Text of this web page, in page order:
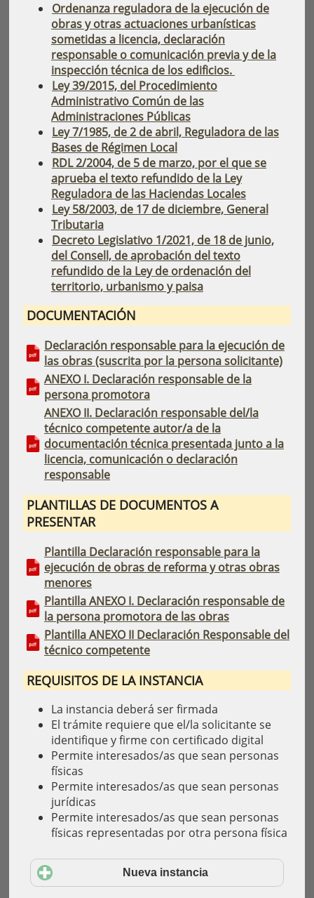
Ordenanza reguladora de la ejecución de
obras y otras actuaciones urbanísticas
sometidas a licencia, declaración
responsable o comunicación previa y de la
inspección técnica de los edificios.
Ley 39/2015, del Procedimiento
Administrativo Común de las
Administraciones Públicas
Ley 7/1985, de 2 de abril, Reguladora de las
Bases de Régimen Local
RDL 2/2004, de 5 de marzo, por el que se
aprueba el texto refundido de la Ley
Reguladora de las Haciendas Locales
Ley 58/2003, de 17 de diciembre, General
Tributaria
Decreto Legislativo 1/2021, de 18 de junio,
del Consell, de aprobación del texto
refundido de la Ley de ordenación del
territorio, urbanismo y paisa
DOCUMENTACIÓN
Declaración responsable para la ejecución de
las obras (suscrita por la persona solicitante)
ANEXO I. Declaración responsable de la
persona promotora
ANEXO II. Declaración responsable del/la
técnico competente autor/a de la
documentación técnica presentada junto a la
licencia, comunicación o declaración
responsable
PLANTILLAS DE DOCUMENTOS A
PRESENTAR
Plantilla Declaración responsable para la
ejecución de obras de reforma y otras obras
menores
Plantilla ANEXO I. Declaración responsable de
la persona promotora de las obras
Plantilla ANEXO II Declaración Responsable del
técnico competente
REQUISITOS DE LA INSTANCIA
La instancia deberá ser firmada
El trámite requiere que el/la solicitante se
identifique y firme con certificado digital
Permite interesados/as que sean personas
físicas
Permite interesados/as que sean personas
jurídicas
Permite interesados/as que sean personas
físicas representadas por otra persona física
Nueva instancia